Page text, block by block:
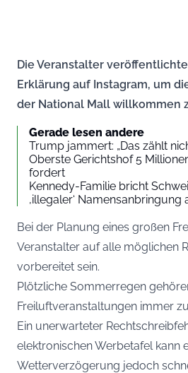
Die Veranstalter
Erklärung auf Instagram, um
der National Mall willkommen
Gerade lesen andere
Trump jammert: „Das zählt
Oberste Gerichtshof 5
fordert
Kennedy-Familie bricht
‚illegaler‘
Bei der Planung eines großen
Veranstalter auf alle möglichen
vorbereitet sein.
Plötzliche Sommerregen
Freiluftveranstaltungen immer
Ein unerwarteter
elektronischen Werbetafel kann
Wetterverzögerung jedoch